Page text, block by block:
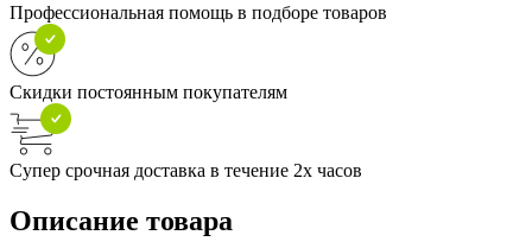
Профессиональная помощь в подборе товаров
Скидки постоянным покупателям
Супер срочная доставка в течение 2х часов
Описание товара